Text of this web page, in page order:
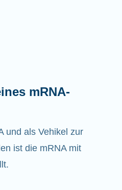
mRNA-
und als Vehikel zur
ist die mRNA mit